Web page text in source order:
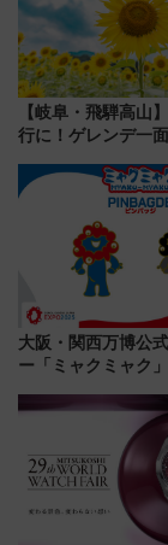
【岐阜・飛騨高山
行に！ゲレンデ一
アひまわり園」開園
大阪・関西万博公
ー「ミャクミャク
中旬発売